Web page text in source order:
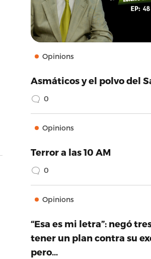
Opinions
Asmáticos y el polvo del
0
Opinions
Terror a las 10 AM
0
Opinions
“Esa es mi letra”: negó
tener un plan contra su
pero…